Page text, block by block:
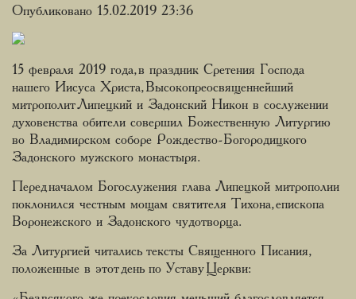
Опубликовано 15.02.2019 23:36
15 февраля 2019 года, в праздник Сретения Господа
нашего Иисуса Христа, Высокопреосвященнейший
митрополит Липецкий и Задонский Никон в сослужении
духовенства обители совершил Божественную Литургию
во Владимирском соборе Рождество-Богородицкого
Задонского мужского монастыря.
Перед началом Богослужения глава Липецкой митрополии
поклонился честным мощам святителя Тихона, епископа
Воронежского и Задонского чудотворца.
За Литургией читались тексты Священного Писания,
положенные в этот день по Уставу Церкви: